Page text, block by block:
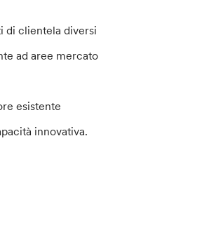
di clientela diversi
ad aree mercato
esistente
innovativa.